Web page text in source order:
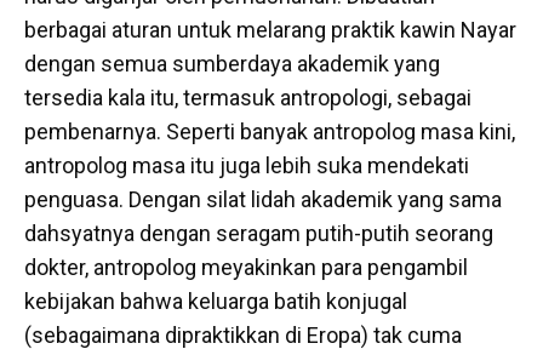
berbagai aturan untuk melarang praktik kawin Nayar
dengan semua sumberdaya akademik yang
tersedia kala itu, termasuk antropologi, sebagai
pembenarnya. Seperti banyak antropolog masa kini,
antropolog masa itu juga lebih suka mendekati
penguasa. Dengan silat lidah akademik yang sama
dahsyatnya dengan seragam putih-putih seorang
dokter, antropolog meyakinkan para pengambil
kebijakan bahwa keluarga batih konjugal
(sebagaimana dipraktikkan di Eropa) tak cuma